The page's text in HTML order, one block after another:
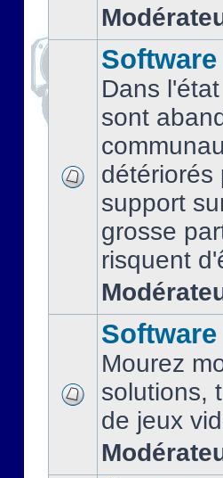
Dans
sont
détériorés
support
grosse
risquent
Mourez
solutions,
de jeux